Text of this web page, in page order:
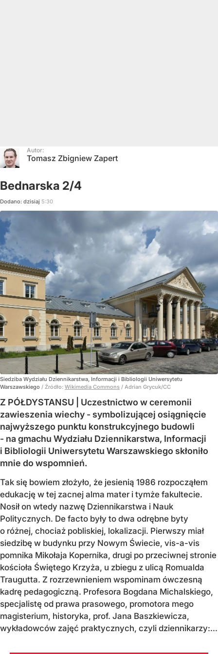
Autor:
Tomasz Zbigniew Zapert
Bednarska 2/4
Dodano: dzisiaj 5:30
Siedziba Wydziału Dziennikarstwa, Informacji i Bibliologii Uniwersytetu
Warszawskiego / Źródło: Wikimedia Commons / Adrian Grycuk/CC
Z PÓŁDYSTANSU | Uczestnictwo w ceremonii
zawieszenia wiechy - symbolizującej osiągnięcie
najwyższego punktu konstrukcyjnego budowli
- na gmachu Wydziału Dziennikarstwa, Informacji
i Bibliologii Uniwersytetu Warszawskiego skłoniło
mnie do wspomnień.
Tak się bowiem złożyło, że jesienią 1986 rozpocząłem
edukację w tej zacnej alma mater i tymże fakultecie.
Nosił on wtedy nazwę Dziennikarstwa i Nauk
Politycznych. De facto były to dwa odrębne byty
o różnej, chociaż pobliskiej, lokalizacji. Pierwszy miał
siedzibę w budynku przy Nowym Świecie, vis-a-vis
pomnika Mikołaja Kopernika, drugi po przeciwnej stronie
kościoła Świętego Krzyża, u zbiegu z ulicą Romualda
Traugutta. Z rozrzewnieniem wspominam ówczesną
kadrę pedagogiczną. Profesora Bogdana Michalskiego,
specjalistę od prawa prasowego, promotora mego
magisterium, historyka, prof. Jana Baszkiewicza,
wykładowców zajęć praktycznych, czyli dziennikarzy:...